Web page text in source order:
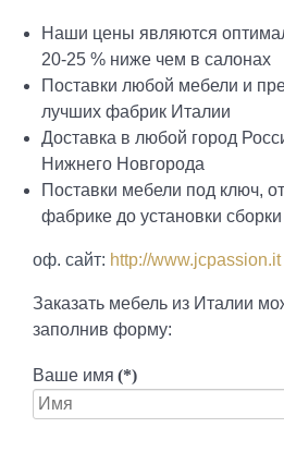
Наши цены являются
20-25 % ниже чем в салонах
Поставки любой мебели и
лучших фабрик Италии
Доставка в любой город
Нижнего Новгорода
Поставки мебели под ключ,
фабрике до установки
оф. сайт: http://www.jcpassion.it
Заказать мебель из Италии
заполнив форму:
Ваше имя (*)